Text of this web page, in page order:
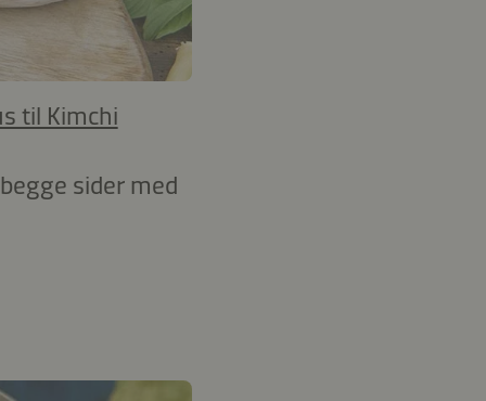
til Kimchi
sider med